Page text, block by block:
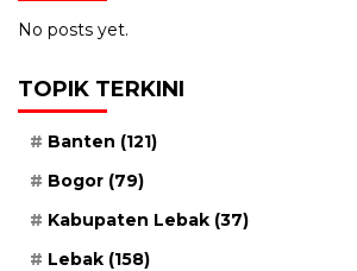
No posts yet.
TOPIK TERKINI
Banten (121)
Bogor (79)
Kabupaten Lebak (37)
Lebak (158)